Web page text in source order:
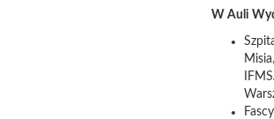
W Auli